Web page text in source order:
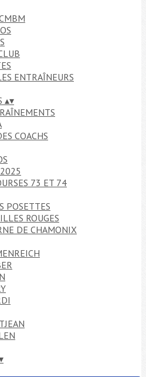
ENTRAÎNEURS
▴▾
COACHS
73 ET 74
POSETTES
ROUGES
DE CHAMONIX